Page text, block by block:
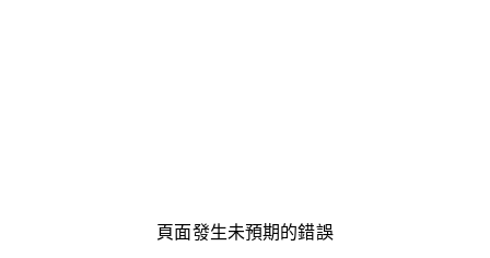
頁面發生未預期的錯誤